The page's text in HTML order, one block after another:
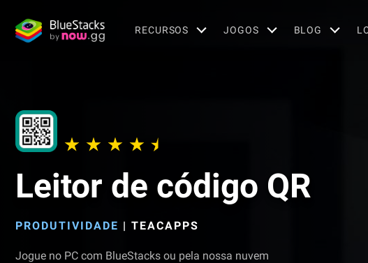
RECURSOS JOGOS BLOG
Leitor de código QR
PRODUTIVIDADE | TEACAPPS
Jogue no PC com BlueStacks ou pela nossa nuvem